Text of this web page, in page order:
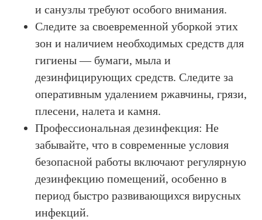
и санузлы требуют особого внимания.
Следите за своевременной уборкой этих
зон и наличием необходимых средств для
гигиены — бумаги, мыла и
дезинфицирующих средств. Следите за
оперативным удалением ржавчины, грязи,
плесени, налета и камня.
Профессиональная дезинфекция: Не
забывайте, что в современные условия
безопасной работы включают регулярную
дезинфекцию помещений, особенно в
период быстро развивающихся вирусных
инфекций.